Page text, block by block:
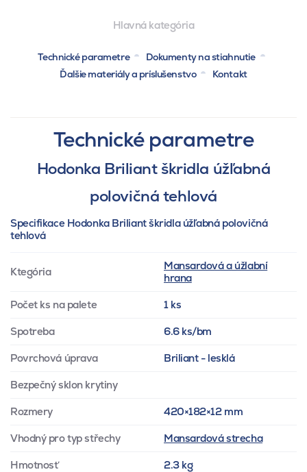
Hlavná kategória
Technické parametre
Dokumenty na stiahnutie
Ďalšie materiály a príslušenstvo
Kontakt
Technické parametre
Hodonka Briliant škridla úžľabná
polovičná tehlová
Specifikace Hodonka Briliant škridla úžľabná polovičná
tehlová
Ktegória
Mansardová a úžlabní
hrana
Počet ks na palete 1 ks
Spotreba 6.6 ks/bm
Povrchová úprava Briliant - lesklá
Bezpečný sklon krytiny
Rozmery 420×182×12 mm
Vhodný pro typ střechy Mansardová strecha
Hmotnosť 2.3 kg